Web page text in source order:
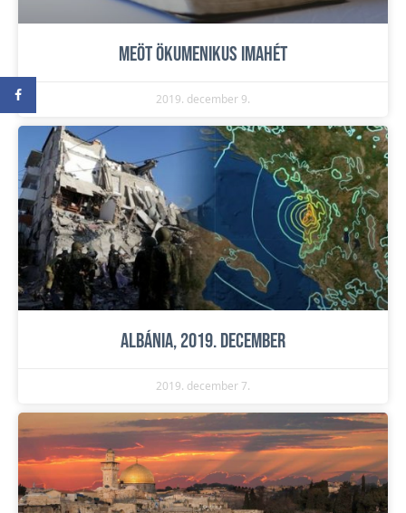
MEÖT Ökumenikus Imahét
2019. december 9.
Albánia, 2019. december
2019. december 7.